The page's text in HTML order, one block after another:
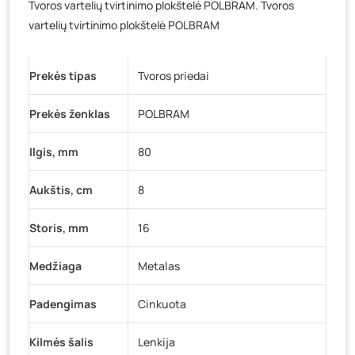
Baravykų g. 1, Druskininkai - 0 vienetų
Vilniaus g. 89D, Ukmergė - 0 vienetų
K. Donelaičio g. 17, Rokiškis
Šaltupės g. 64, Zarasai - 0 vienetų
Tvoros vartelių tvirtinimo plokštelė POLBRAM. Tvoros
vartelių tvirtinimo plokštelė POLBRAM
Prekės tipas Tvoros priedai
Prekės ženklas POLBRAM
Ilgis, mm 80
Aukštis, cm 8
Storis, mm 16
Medžiaga Metalas
Padengimas Cinkuota
Kilmės šalis Lenkija